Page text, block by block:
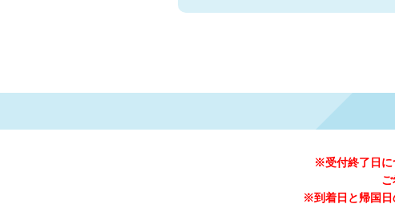
※受付終了日に
※到着日と帰国日